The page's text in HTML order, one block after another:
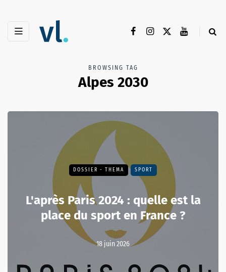
BROWSING TAG
Alpes 2030
DOSSIER - THEMA SPORT
L'après Paris 2024 : quelle est la
place du sport en France ?
18 juin 2026